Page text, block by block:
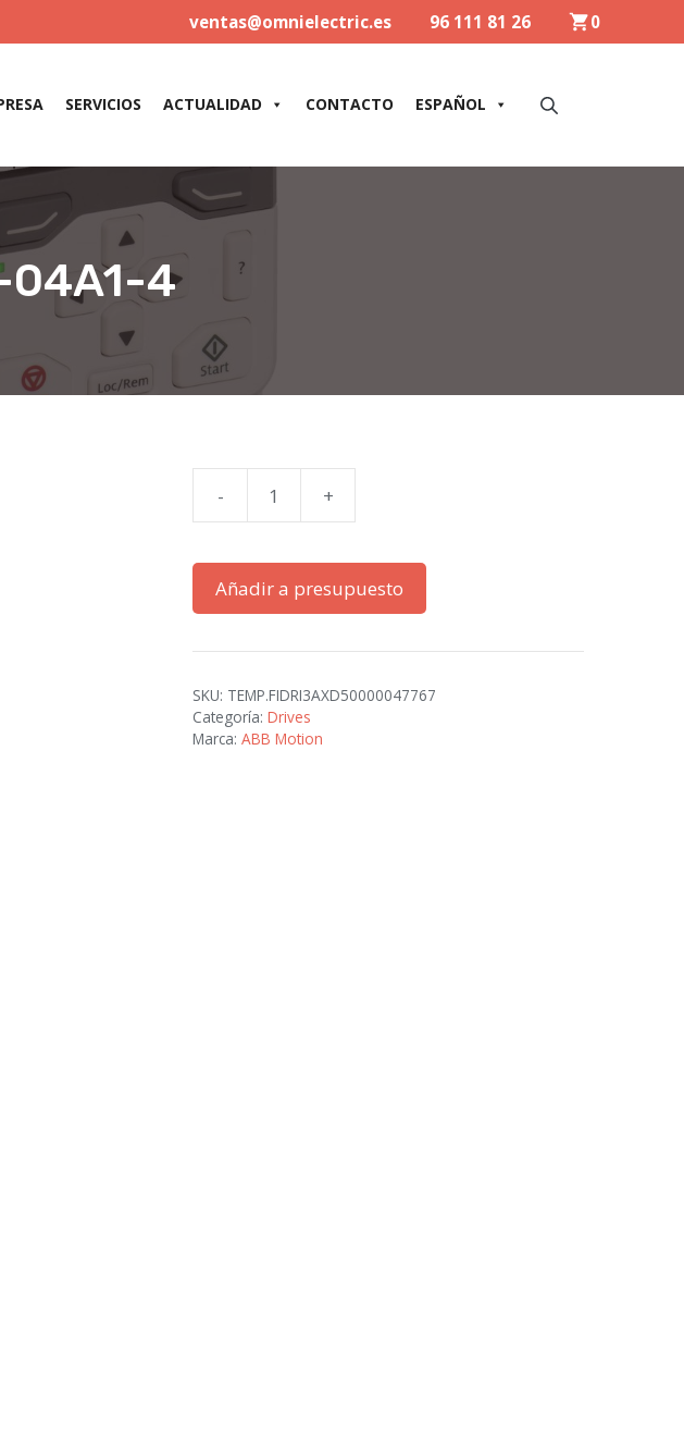
ventas@omnielectric.es 96 111 81 26 0
SERVICIOS ACTUALIDAD CONTACTO ESPAÑOL
4
-
ACS480-
04A1-
4
cantidad
+
Añadir a presupuesto
SKU: TEMP.FIDRI3AXD50000047767
Categoría:Drives
Marca:ABB Motion